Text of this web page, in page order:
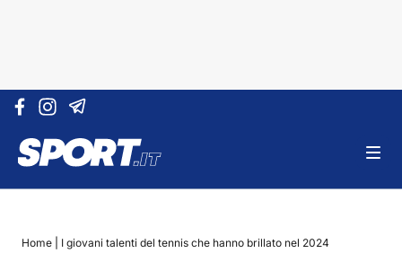
Vai al contenuto
Home I giovani talenti del tennis che hanno brillato nel 2024